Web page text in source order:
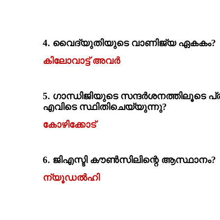
4. വൈദ്യുതിയുടെ വാണിജ്യ ഏകകം?
കിലോവാട്ട്‌ അവര്‍
5. ഗാന്ധിജിയുടെ സന്ദര്‍ശനത്തിലൂടെ
എവിടെ സ്ഥിതിചെയ്യുന്നു?
കോഴിക്കോട്‌
6. ജിഎസ്ടി കൗണ്‍സിലിന്റെ ആസ്ഥാനം?
ന്യൂഡല്‍ഹി